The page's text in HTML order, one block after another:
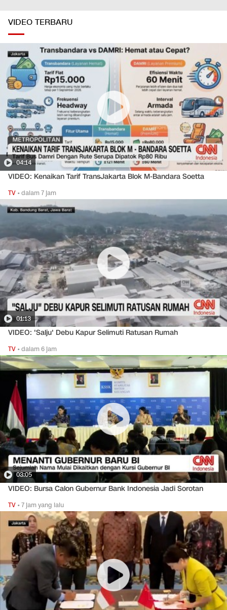
VIDEO TERBARU
04:14
VIDEO: Kenaikan Tarif TransJakarta Blok M-Bandara Soetta
TV •dalam 7 jam
01:13
VIDEO: 'Salju' Debu Kapur Selimuti Ratusan Rumah
TV •dalam 6 jam
03:05
VIDEO: Bursa Calon Gubernur Bank Indonesia Jadi Sorotan
TV •7 jam yang lalu